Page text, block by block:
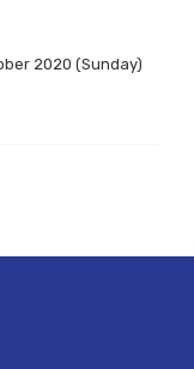
2020 (Sunday)